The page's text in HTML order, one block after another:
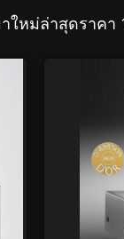
ใหม่ล่าสุดราคา